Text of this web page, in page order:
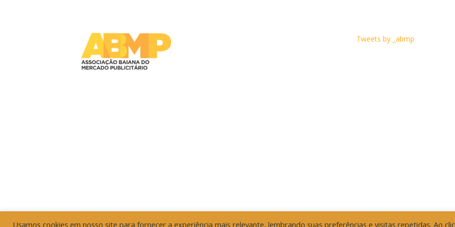
Tweets by _abmp
Usamos cookies em nosso site para fornecer a experiência mais relevante, lembrando suas preferências e visitas repetidas. Ao